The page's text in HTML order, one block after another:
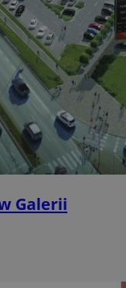
Galerii